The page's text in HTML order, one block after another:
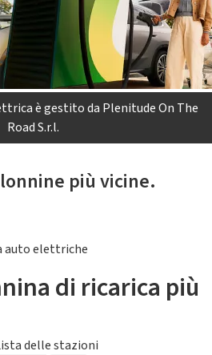
è gestito da Plenitude On The
Road S.r.l.
più vicine.
auto elettriche
di ricarica più
delle stazioni